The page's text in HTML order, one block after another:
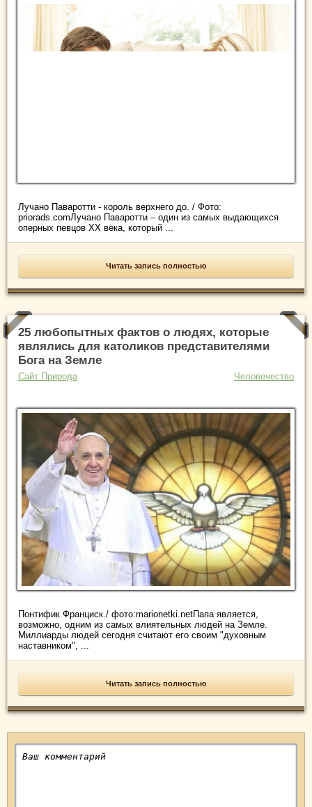
Лучано Паваротти - король верхнего до. / Фото:
priorads.comЛучано Паваротти – один из самых выдающихся
оперных певцов XX века, который ...
Читать запись полностью
25 любопытных фактов о людях, которые
являлись для католиков представителями
Бога на Земле
Сайт Природа Человечество
Понтифик Франциск./ фото:marionetki.netПапа является,
возможно, одним из самых влиятельных людей на Земле.
Миллиарды людей сегодня считают его своим "духовным
наставником", ...
Читать запись полностью